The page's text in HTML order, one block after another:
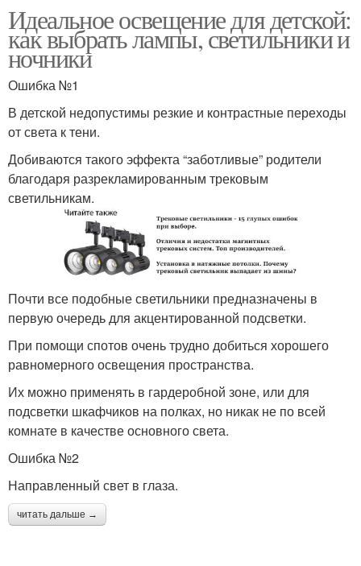
Идеальное освещение для детской:
как выбрать лампы, светильники и
ночники
Ошибка №1
В детской недопустимы резкие и контрастные переходы
от света к тени.
Добиваются такого эффекта “заботливые” родители
благодаря разрекламированным трековым
светильникам.
Почти все подобные светильники предназначены в
первую очередь для акцентированной подсветки.
При помощи спотов очень трудно добиться хорошего
равномерного освещения пространства.
Их можно применять в гардеробной зоне, или для
подсветки шкафчиков на полках, но никак не по всей
комнате в качестве основного света.
Ошибка №2
Направленный свет в глаза.
читать дальше →